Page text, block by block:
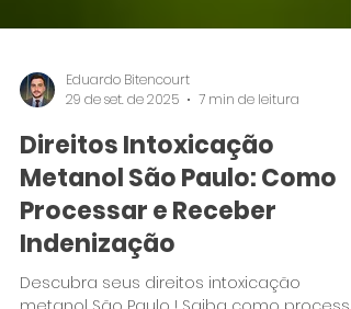
Eduardo Bitencourt
29 de set. de 2025
7 min de leitura
Direitos Intoxicação
Metanol São Paulo: Como
Processar e Receber